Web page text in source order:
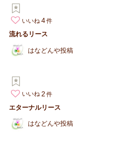
いいね 4
流れるリース
はなどんや投稿
いいね 2
エターナルリース
はなどんや投稿